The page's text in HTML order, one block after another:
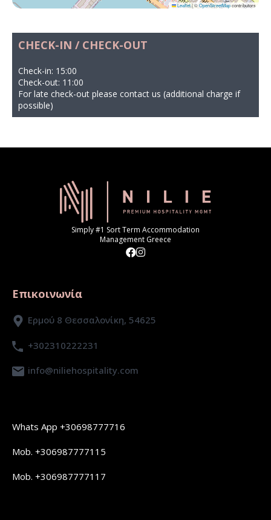
Leaflet|©OpenStreetMapcontributors
CHECK-IN / CHECK-OUT
Check-in: 15:00
Check-out: 11:00
For late check-out please contact us (additional charge if
possible)
Simply #1 Sort Term Accommodation
Management Greece
Επικοινωνία
Ερμού 8 Θεσσαλονίκη, 54625
+302310222231
info@niliehospitality.com
Whats App +30698777716
Mob. +306987777115
Mob. +306987777117